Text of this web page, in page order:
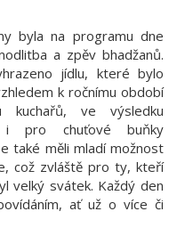
byla na programu dne
a zpěv bhadžanů.
jídlu, které bylo
k ročnímu období
kuchařů, ve výsledku
i pro chuťové buňky
také měli mladí možnost
což zvláště pro ty, kteří
velký svátek. Každý den
ať už o více či